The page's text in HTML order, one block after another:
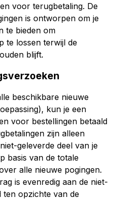
voor terugbetaling. De
is ontworpen om je
te bieden om
te lossen terwijl de
blijft.
beschikbare nieuwe
kun je een
voor bestellingen betaald
zijn alleen
geleverde deel van je
basis van de totale
alle nieuwe pogingen.
is evenredig aan de niet-
ten opzichte van de